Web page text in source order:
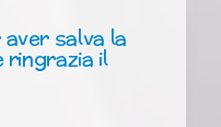
aver salva la
ringrazia il